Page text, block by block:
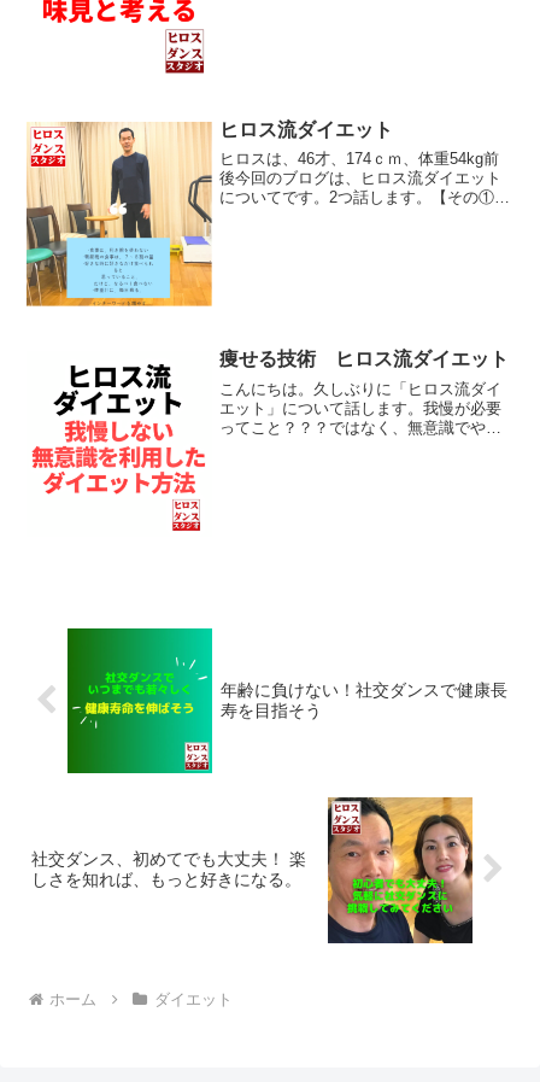
ヒロス流ダイエット
ヒロスは、46才、174ｃｍ、体重54kg前
後今回のブログは、ヒロス流ダイエット
についてです。2つ話します。【その①】
痩せる技術 ヒロス流ダイエット
こんにちは。久しぶりに「ヒロス流ダイ
エット」について話します。我慢が必要
ってこと？？？ではなく、無意識でやる
年齢に負けない！社交ダンスで健康長
寿を目指そう
社交ダンス、初めてでも大丈夫！ 楽
しさを知れば、もっと好きになる。
ホーム ダイエット